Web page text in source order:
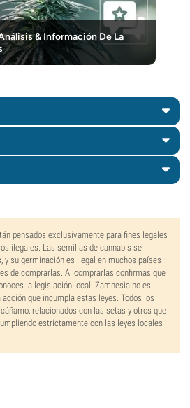
& Información De La
pensados exclusivamente para fines legales
ilegales. Las semillas de cannabis se
y su germinación es ilegal en muchos países—
de comprarlas. Al comprarlas confirmas que
la legislación local. Zamnesia no es
acción que incumpla estas leyes. Todos los
relacionados con las setas y otros que
estrictamente con las leyes locales